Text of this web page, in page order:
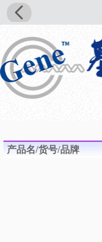
产品名/货号/品牌